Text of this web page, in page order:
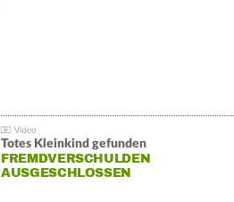
Totes Kleinkind gefunden
FREMDVERSCHULDEN
AUSGESCHLOSSEN